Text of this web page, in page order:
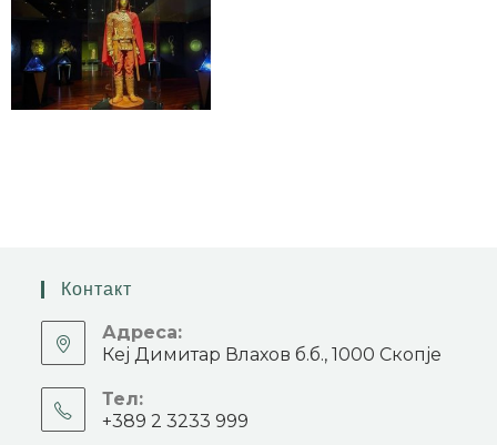
Контакт
Адреса:
Кеј Димитар Влахов б.б., 1000 Скопје
Тел:
+389 2 3233 999